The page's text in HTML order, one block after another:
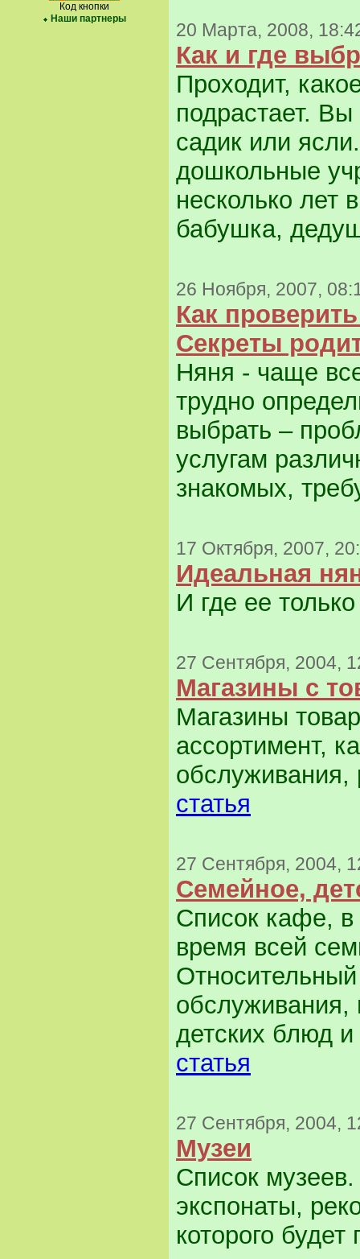
Код кнопки
Наши партнеры
20 Марта, 2008,
Как и где
Проходит,
подрастает.
садик или
дошкольные
несколько лет
бабушка,
26 Ноября, 2007,
Как
Секреты
Няня - чаще
трудно
выбрать –
услугам
знакомых,
17 Октября, 2007,
Идеальная
И где ее
27 Сентября, 2004,
Магазины с
Магазины
ассортимент,
статья
27 Сентября, 2004,
Семейное,
Список кафе,
время всей
Относительный
детских блюд
статья
27 Сентября, 2004,
Музеи
Список
экспонаты,
которого